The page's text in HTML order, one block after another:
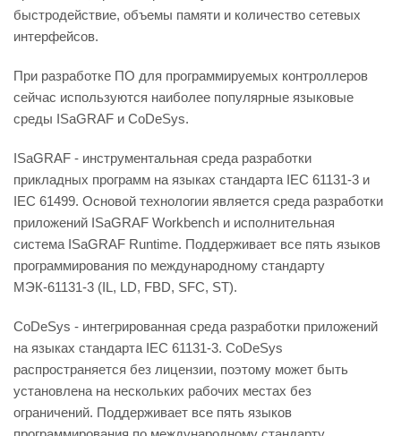
быстродействие, объемы памяти и количество сетевых
интерфейсов.
При разработке ПО для программируемых контроллеров
сейчас используются наиболее популярные языковые
среды ISaGRAF и CoDeSys.
ISaGRAF - инструментальная среда разработки
прикладных программ на языках стандарта IEC 61131-3 и
IEC 61499. Основой технологии является среда разработки
приложений ISaGRAF Workbench и исполнительная
система ISaGRAF Runtime. Поддерживает все пять языков
программирования по международному стандарту
МЭК-61131-3 (IL, LD, FBD, SFC, ST).
CoDeSys - интегрированная среда разработки приложений
на языках стандарта IEC 61131-3. CoDeSys
распространяется без лицензии, поэтому может быть
установлена на нескольких рабочих местах без
ограничений. Поддерживает все пять языков